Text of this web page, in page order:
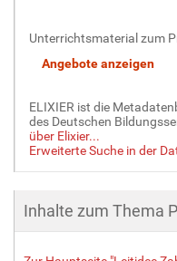
l
Unterrichtsmaterial zum
ELIXIER ist die
des Deutschen
über Elixier...
Erweiterte Suche in der
Inhalte zum Thema